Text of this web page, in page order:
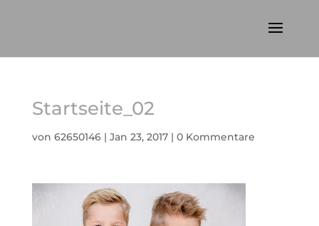
Startseite_02
von 62650146| Jan 23, 2017| 0 Kommentare